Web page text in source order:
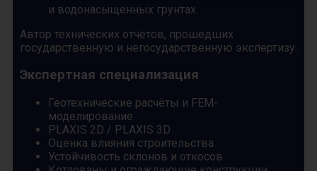
и водонасыщенных грунтах.
Автор технических отчётов, прошедших
государственную и негосударственную экспертизу.
Экспертная специализация
Геотехнические расчёты и FEM-
моделирование
PLAXIS 2D / PLAXIS 3D
Оценка влияния строительства
Устойчивость склонов и откосов